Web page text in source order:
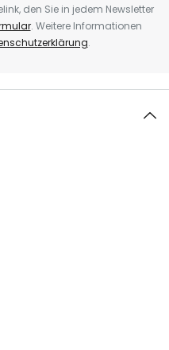
den Sie in jedem Newsletter
. Weitere Informationen
.